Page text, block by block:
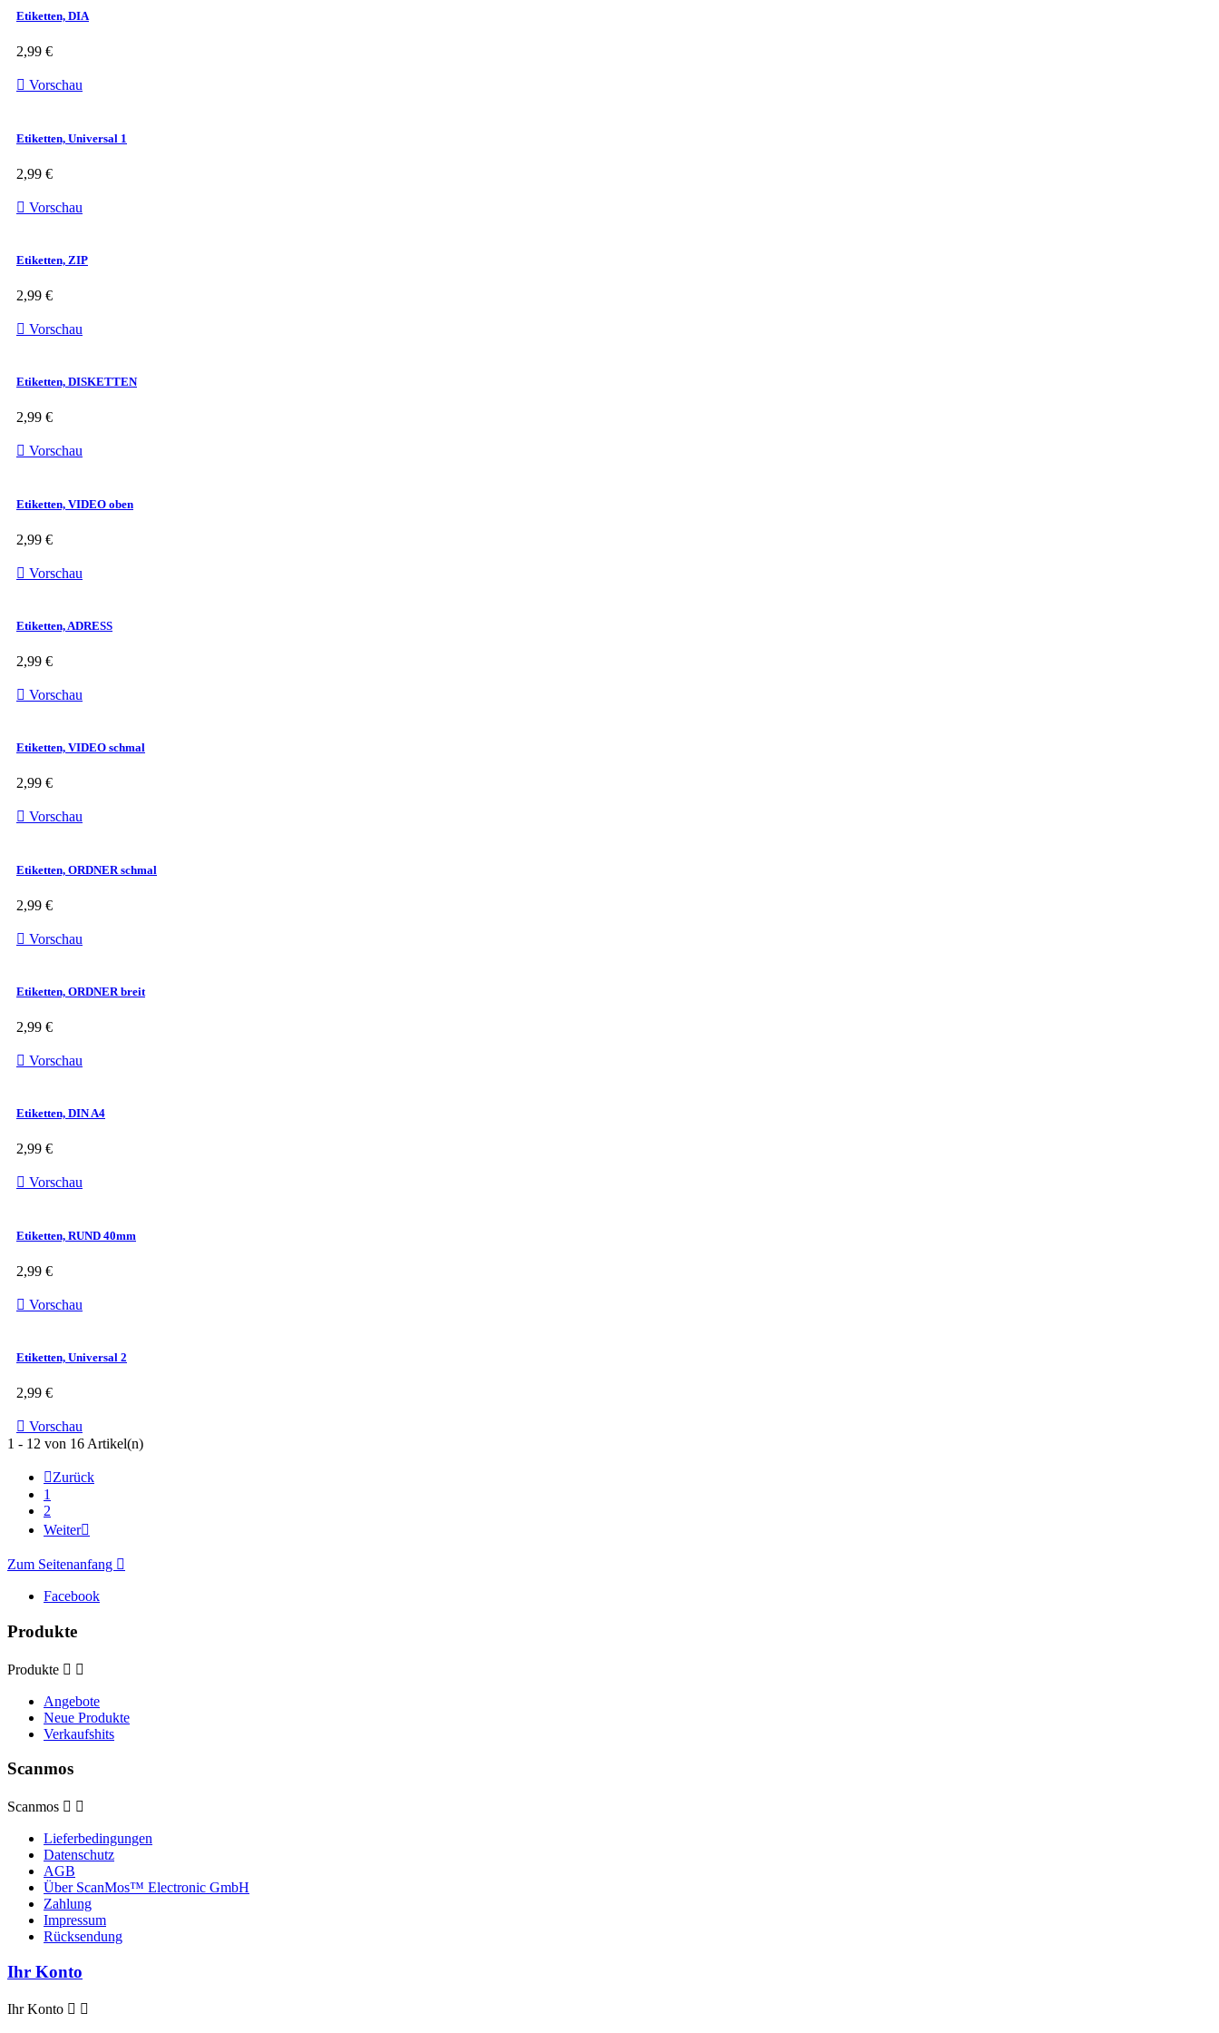
Etiketten, DIA
2,99 €
 Vorschau
Etiketten, Universal 1
2,99 €
 Vorschau
Etiketten, ZIP
2,99 €
 Vorschau
Etiketten, DISKETTEN
2,99 €
 Vorschau
Etiketten, VIDEO oben
2,99 €
 Vorschau
Etiketten, ADRESS
2,99 €
 Vorschau
Etiketten, VIDEO schmal
2,99 €
 Vorschau
Etiketten, ORDNER schmal
2,99 €
 Vorschau
Etiketten, ORDNER breit
2,99 €
 Vorschau
Etiketten, DIN A4
2,99 €
 Vorschau
Etiketten, RUND 40mm
2,99 €
 Vorschau
Etiketten, Universal 2
2,99 €
 Vorschau
1 - 12 von 16 Artikel(n)
Zurück
1
2
Weiter
Zum Seitenanfang 
Facebook
Produkte
Produkte  
Angebote
Neue Produkte
Verkaufshits
Scanmos
Scanmos  
Lieferbedingungen
Datenschutz
AGB
Über ScanMos™ Electronic GmbH
Zahlung
Impressum
Rücksendung
Ihr Konto
Ihr Konto  